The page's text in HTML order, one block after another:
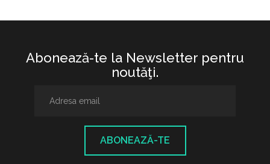
Abonează-te la Newsletter pentru
noutăţi.
ABONEAZĂ-TE